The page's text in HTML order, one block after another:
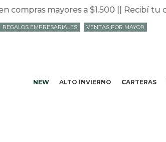
mayores a $1.500 || Recibí tu
NEW ALTO INVIERNO CARTERAS
REGALOS EMPRESARIALES VENTAS POR MAYOR